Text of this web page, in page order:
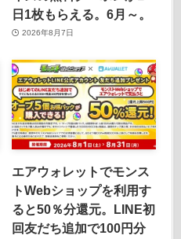
日1枚もらえる。6月～。
2026年8月7日
エアウォレットでモンス
トWebショップを利用す
ると50％分還元。LINE初
回友だち追加で100円分